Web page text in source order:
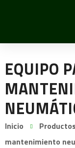
EQUIPO
Inicio
mantenimiento